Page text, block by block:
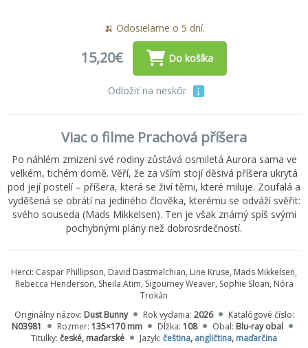
🍌 Odosielame o 5 dní.
15,20€ Do košíka
Odložiť na neskôr
Viac o filme Prachová příšera
Po náhlém zmizení své rodiny zůstává osmiletá Aurora sama ve
velkém, tichém domě. Věří, že za vším stojí děsivá příšera ukrytá
pod její postelí – příšera, která se živí těmi, které miluje. Zoufalá a
vyděšená se obrátí na jediného člověka, kterému se odváží svěřit:
svého souseda (Mads Mikkelsen). Ten je však známý spíš svými
pochybnými plány než dobrosrdečností.
Herci: Caspar Phillipson, David Dastmalchian, Line Kruse, Mads Mikkelsen,
Rebecca Henderson, Sheila Atim, Sigourney Weaver, Sophie Sloan, Nóra
Trokán
Originálny názov: Dust Bunny Rok vydania: 2026
Katalógové číslo:
N03981
Rozmer: 135×170 mm Dĺžka: 108 Obal: Blu-ray obal
Titulky: české, maďarské Jazyk: čeština, angličtina, maďarčina